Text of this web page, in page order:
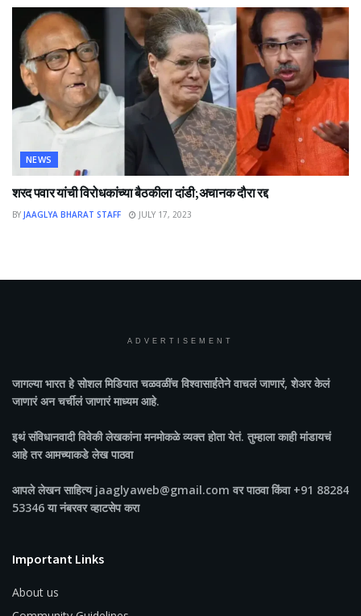
NEWS
शरद पवार यांची विरोधकांच्या बैठकीला दांडी;अचानक दौरा रद्द
BY JAAGLYA BHARAT STAFF JULY 17, 2023
ADVERTISEMENT
जागल्या भारतहे सोशल मिडियात चळवळींच विश्वासार्हतेने वाचलं जाणारं, शेअर केलं
जाणारं अन चर्चीलं जाणारं माध्यम आहे.
इथं संविधानवादी विवेकी लेखकांना मनमोकळे व्यक्त होता येतं. तुम्हाला काही मांडायचं
आहे तर आमच्याकडे लेख पाठवा
आपले लेखन साहित्य jaaglyaweb@gmail.com वर पाठवा किंवा +91 88284
53346 या नंबरवर व्हाटसेप करा
Important Links
About us